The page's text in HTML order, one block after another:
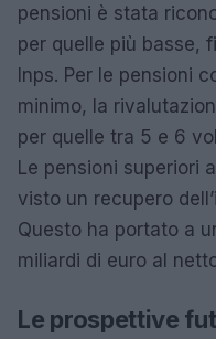
pensioni è stata
per quelle più basse,
Inps. Per le pensioni
minimo, la
per quelle tra 5 e 6
Le pensioni superiori
visto un recupero
Questo ha portato a
miliardi di euro al
Le prospettive